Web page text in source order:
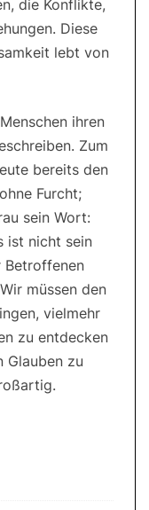
die Konflikte,
Diese
lebt von
ihren
Zum
bereits den
Furcht;
sein Wort:
ist nicht sein
Betroffenen
müssen den
vielmehr
zu entdecken
Glauben zu